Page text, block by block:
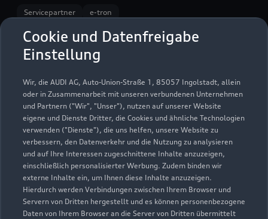
Cookie und Datenfreigabe
Einstellung
Wir, die AUDI AG, Auto-Union-Straße 1, 85057 Ingolstadt, allein
oder in Zusammenarbeit mit unseren verbundenen Unternehmen
und Partnern ("Wir", "Unser"), nutzen auf unserer Website
eigene und Dienste Dritter, die Cookies und ähnliche Technologien
verwenden ("Dienste"), die uns helfen, unsere Website zu
verbessern, den Datenverkehr und die Nutzung zu analysieren
und auf Ihre Interessen zugeschnittene Inhalte anzuzeigen,
einschließlich personalisierter Werbung. Zudem binden wir
externe Inhalte ein, um Ihnen diese Inhalte anzuzeigen.
Hierdurch werden Verbindungen zwischen Ihrem Browser und
Servern von Dritten hergestellt und es können personenbezogene
Daten von Ihrem Browser an die Server von Dritten übermittelt
Servicepartner e-tron
Gewerbering 9
02828 Görlitz